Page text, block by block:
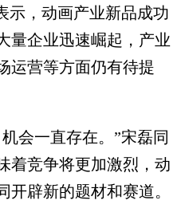
示，动画产业新品成功
量企业迅速崛起，产业
运营等方面仍有待提
一直存在。”宋磊同
着竞争将更加激烈，动
开辟新的题材和赛道。